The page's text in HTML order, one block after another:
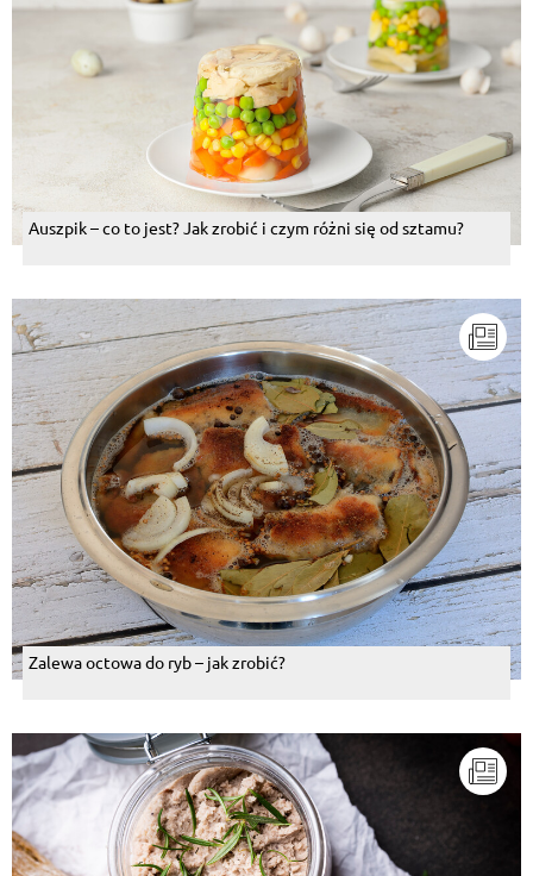
Auszpik – co to jest? Jak zrobić i czym różni się od sztamu?
Zalewa octowa do ryb – jak zrobić?